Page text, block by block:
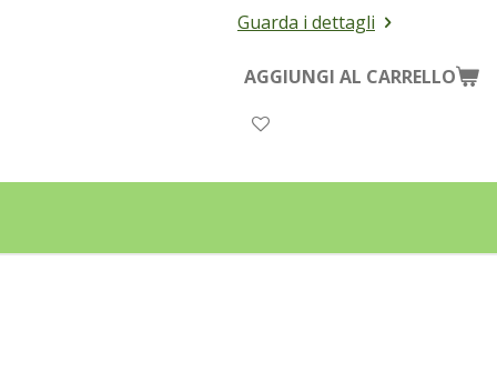
Guarda i dettagli
AGGIUNGI AL CARRELLO